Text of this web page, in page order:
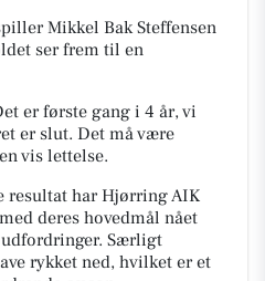
Mikkel Bak Steffensen
ser frem til en
er første gang i 4 år, vi
er slut. Det må være
vis lettelse.
resultat har Hjørring AIK
deres hovedmål nået
Særligt
rykket ned, hvilket er et